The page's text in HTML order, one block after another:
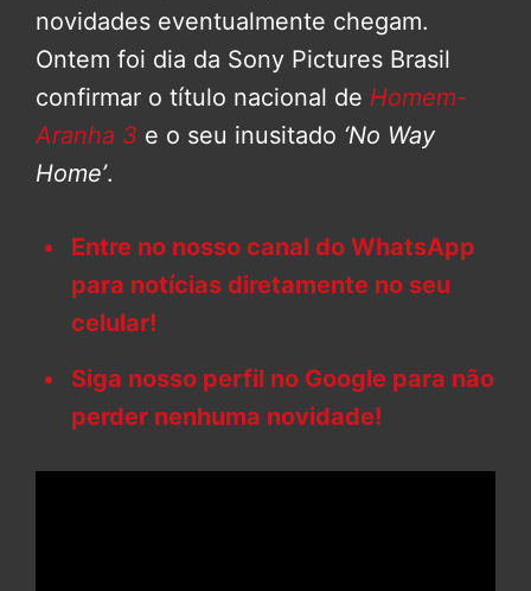
novidades eventualmente chegam.
Ontem foi dia da Sony Pictures Brasil
confirmar o título nacional de Homem-
Aranha 3 e o seu inusitado ‘No Way
Home’.
Entre no nosso canal do WhatsApp
para notícias diretamente no seu
celular!
Siga nosso perfil no Google para não
perder nenhuma novidade!